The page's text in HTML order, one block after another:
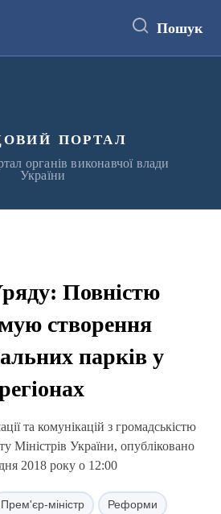
Пошук
портал
органів виконавчої влади
України
Повністю
створення
парків у
та комунікацій з громадськістю
Міністрів України, опубліковано
2018 року о 12:00
Прем'єр-міністр Реформи